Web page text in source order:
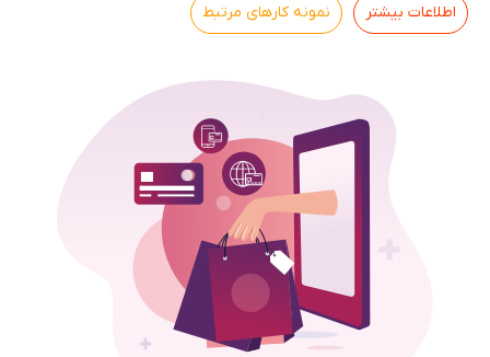
اطلاعات بیشتر نمونه کارهای مرتبط